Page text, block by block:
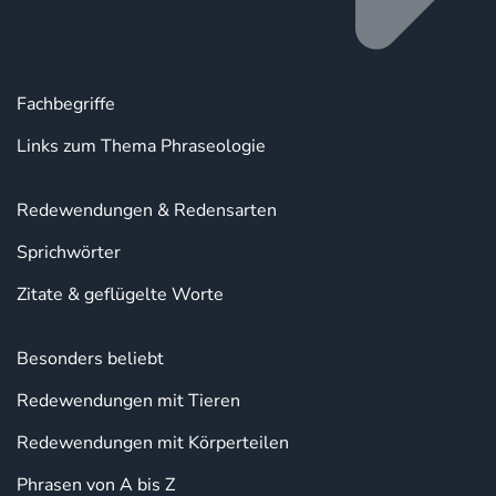
Fachbegriffe
Links zum Thema Phraseologie
Redewendungen & Redensarten
Sprichwörter
Zitate & geflügelte Worte
Besonders beliebt
Redewendungen mit Tieren
Redewendungen mit Körperteilen
Phrasen von A bis Z